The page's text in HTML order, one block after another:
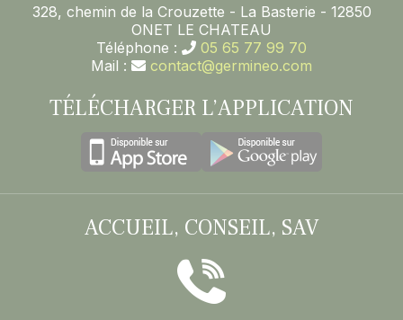
328, chemin de la Crouzette - La Basterie - 12850
ONET LE CHATEAU
Téléphone :
05 65 77 99 70
Mail :
contact@germineo.com
TÉLÉCHARGER L’APPLICATION
ACCUEIL, CONSEIL, SAV